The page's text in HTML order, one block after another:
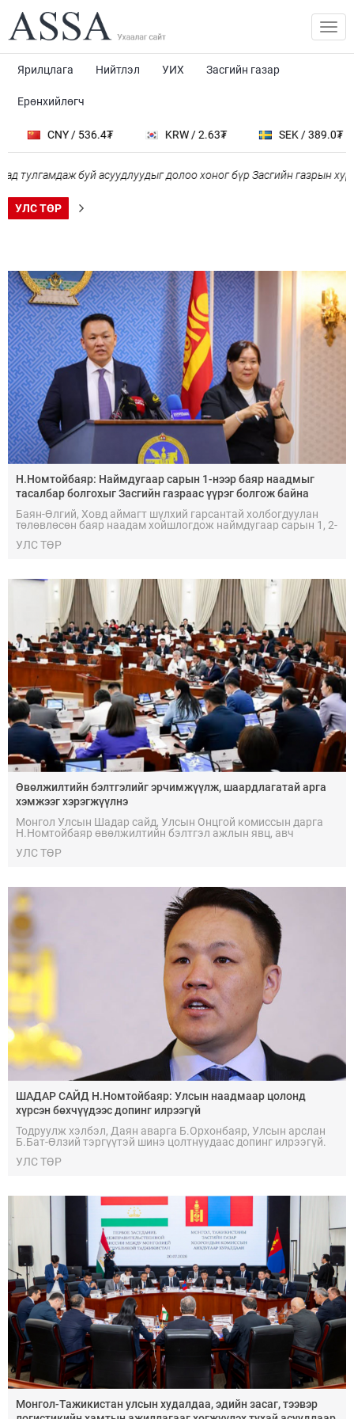
Ярилцлага Нийтлэл УИХ Засгийн газар
Ерөнхийлөгч
CNY / 536.4₮ KRW / 2.63₮ SEK / 389.0₮
буй асуудлуудыг долоо хоног бүр Засгийн газрын
УЛС ТӨР
Н.Номтойбаяр: Наймдугаар сарын 1-нээр баяр наадмыг
тасалбар болгохыг Засгийн газраас үүрэг болгож байна
Баян-Өлгий, Ховд аймагт шүлхий гарсантай холбогдуулан
төлөвлөсөн баяр наадам хойшлогдож наймдугаар сарын 1, 2-
төвлөрсөн арга хэмжээ байхгүй болохыг хатуу анхааруулж
УЛС ТӨР
Өвөлжилтийн бэлтгэлийг эрчимжүүлж, шаардлагатай арга
хэмжээг хэрэгжүүлнэ
Монгол Улсын Шадар сайд, Улсын Онцгой комиссын дарга
Н.Номтойбаяр өвөлжилтийн бэлтгэл ажлын явц, авч
УЛС ТӨР
ШАДАР САЙД Н.Номтойбаяр: Улсын наадмаар цолонд
хүрсэн бөхчүүдээс допинг илрээгүй
Тодруулж хэлбэл, Даян аварга Б.Орхонбаяр, Улсын арслан
Б.Бат-Өлзий тэргүүтэй шинэ цолтнуудаас допинг илрээгүй.
шаардлагатай болсон" гэлээ.
УЛС ТӨР
Монгол-Тажикистан улсын худалдаа, эдийн засаг, тээвэр